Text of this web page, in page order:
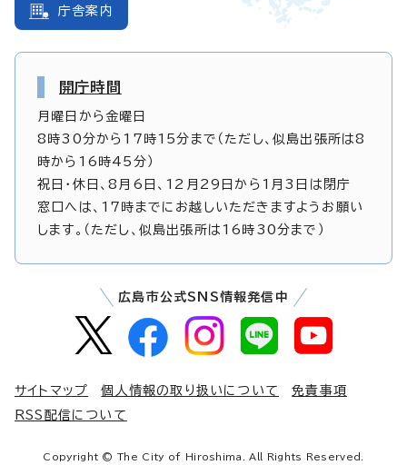
庁舎案内
開庁時間
月曜日から金曜日
8時30分から17時15分まで（ただし、似島出張所は8
時から16時45分）
祝日・休日、8月6日、12月29日から1月3日は閉庁
窓口へは、17時までにお越しいただきますようお願い
します。（ただし、似島出張所は16時30分まで）
広島市公式SNS情報発信中
サイトマップ 個人情報の取り扱いについて
免責事項
RSS配信について
Copyright © The City of Hiroshima. All Rights Reserved.